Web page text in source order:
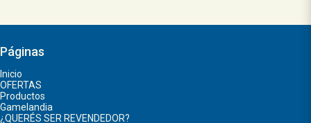
Páginas
Inicio
OFERTAS
Productos
Gamelandia
¿QUERÉS SER REVENDEDOR?